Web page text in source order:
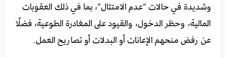
وشديدة في حالات “عدم الامتثال”، بما في ذلك العقوبات
المالية، وحظر الدخول، والقيود على المغادرة الطوعية، فضلًا
عن رفض منحهم الإعانات أو البدلات أو تصاريح العمل.